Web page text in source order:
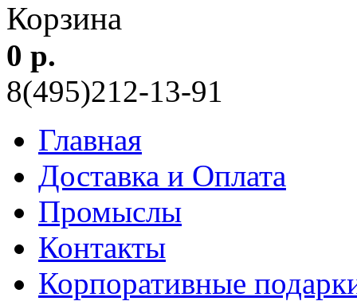
Корзина
0 р.
8(495)212-13-91
Главная
Доставка и Оплата
Промыслы
Контакты
Корпоративные